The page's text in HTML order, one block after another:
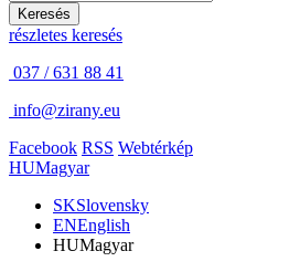
Keresés
részletes keresés
037 / 631 88 41
info@zirany.eu
Facebook RSS Webtérkép
HUMagyar
SKSlovensky
ENEnglish
HUMagyar